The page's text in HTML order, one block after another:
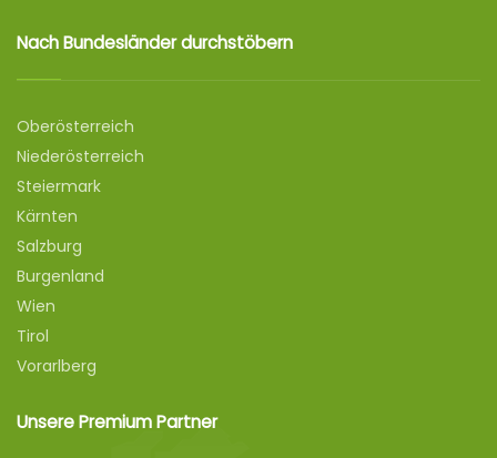
Nach Bundesländer durchstöbern
Oberösterreich
Niederösterreich
Steiermark
Kärnten
Salzburg
Burgenland
Wien
Tirol
Vorarlberg
Unsere Premium Partner